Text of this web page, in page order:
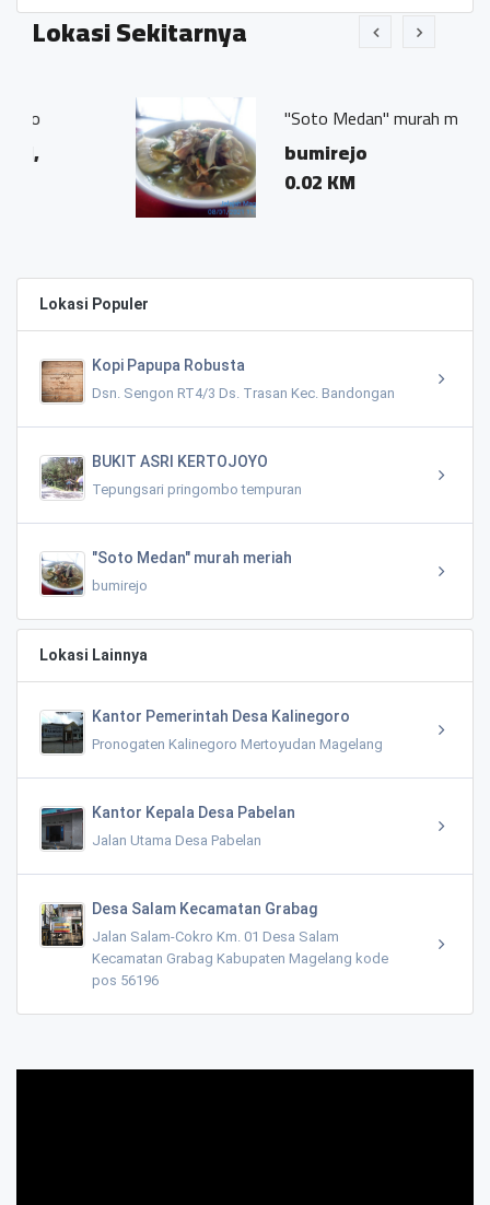
Lokasi Sekitarnya
"Soto Medan" murah meriah
bumirejo
0.02 KM
Lokasi Populer
Kopi Papupa Robusta
Dsn. Sengon RT4/3 Ds. Trasan Kec. Bandongan
BUKIT ASRI KERTOJOYO
Tepungsari pringombo tempuran
"Soto Medan" murah meriah
bumirejo
Lokasi Lainnya
Kantor Pemerintah Desa Kalinegoro
Pronogaten Kalinegoro Mertoyudan Magelang
Kantor Kepala Desa Pabelan
Jalan Utama Desa Pabelan
Desa Salam Kecamatan Grabag
Jalan Salam-Cokro Km. 01 Desa Salam
Kecamatan Grabag Kabupaten Magelang kode
pos 56196